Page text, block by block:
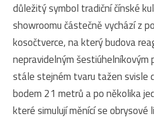
důležitý symbol tradiční čínské
showroomu částečně vychází z
kosočtverce, na který budova
nepravidelným šestiúhelníkovým
stále stejném tvaru tažen svisle
bodem 21 metrů a po několika
které simulují měnící se obrysové